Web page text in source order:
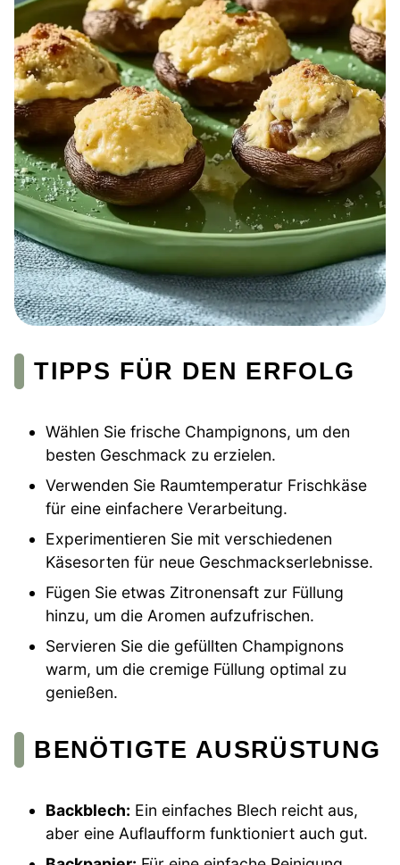
TIPPS FÜR DEN ERFOLG
Wählen Sie frische Champignons, um den
besten Geschmack zu erzielen.
Verwenden Sie Raumtemperatur Frischkäse
für eine einfachere Verarbeitung.
Experimentieren Sie mit verschiedenen
Käsesorten für neue Geschmackserlebnisse.
Fügen Sie etwas Zitronensaft zur Füllung
hinzu, um die Aromen aufzufrischen.
Servieren Sie die gefüllten Champignons
warm, um die cremige Füllung optimal zu
genießen.
BENÖTIGTE AUSRÜSTUNG
Backblech: Ein einfaches Blech reicht aus,
aber eine Auflaufform funktioniert auch gut.